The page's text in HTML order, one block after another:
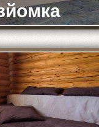
«Кремениця»